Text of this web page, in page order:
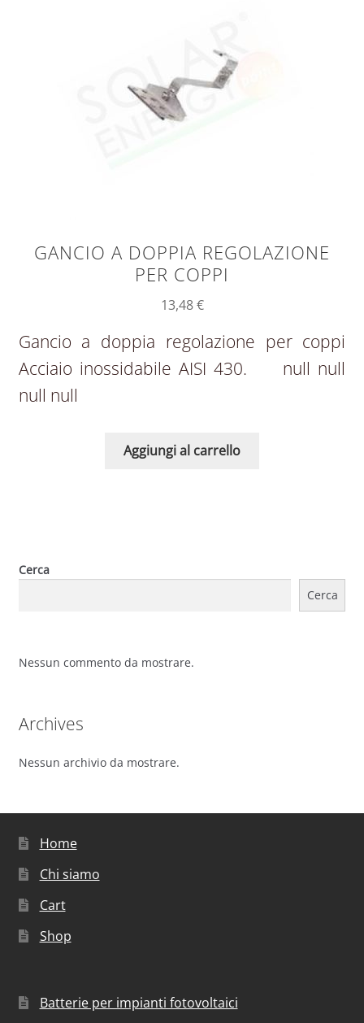
GANCIO A DOPPIA REGOLAZIONE
PER COPPI
13,48€
Gancio a doppia regolazione per coppi
Acciaio inossidabile AISI 430. null null
null null
Aggiungi al carrello
Cerca
Cerca
Nessun commento da mostrare.
Archives
Nessun archivio da mostrare.
Home
Chi siamo
Cart
Shop
Batterie per impianti fotovoltaici